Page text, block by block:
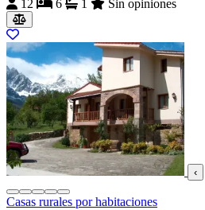
12
6 1 Sin opiniones
‹
Casas rurales por habitaciones